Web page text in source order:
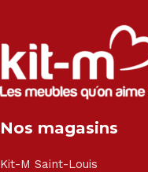
Salon angle - Salon
Canapé lit - Cuisine sur-
et chaise - Meuble de
Électroménager -
- Matelas - Hifi Hitachi,
Haier, Sony, Cecotec,
Nos magasins
Kit-M Saint-Louis